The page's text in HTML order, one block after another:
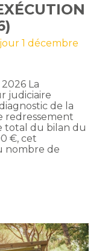
jour 1 décembre
La
judiciaire
de la
redressement
total du bilan du
€, cet
nombre de